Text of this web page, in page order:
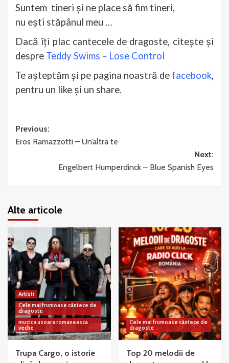
Suntem tineri și ne place să fim tineri,
nu ești stăpânul meu …
Dacă îți plac cantecele de dragoste, citește și
despre Teddy Swims – Lose Control
Te așteptăm și pe pagina noastră de facebook,
pentru un like și un share.
Post
navigation
Previous:
Eros Ramazzotti – Un’altra te
Next:
Engelbert Humperdinck – Blue Spanish Eyes
Alte articole
Artisti
Cele mai frumoase cântece de
dragoste
muzica usoara romaneasca
veche
Trupa Cargo, o istorie
Cele mai frumoase cântece de
dragoste
Top 20 melodii de